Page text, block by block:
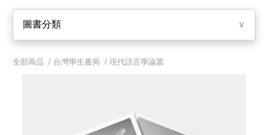
圖書分類 ∨
全部商品 / 台灣學生書局 /現代語言學論叢